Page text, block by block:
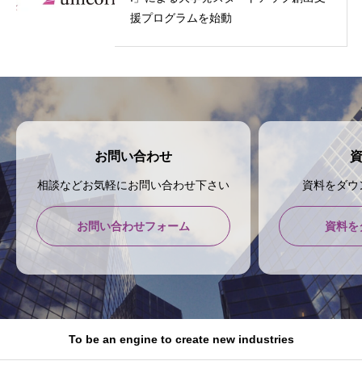
援プログラムを始動
お問い合わせ
相談などお気軽にお問い合わせ下さい
お問い合わせフォーム
資料をダ
資料を
To be an engine to create new industries